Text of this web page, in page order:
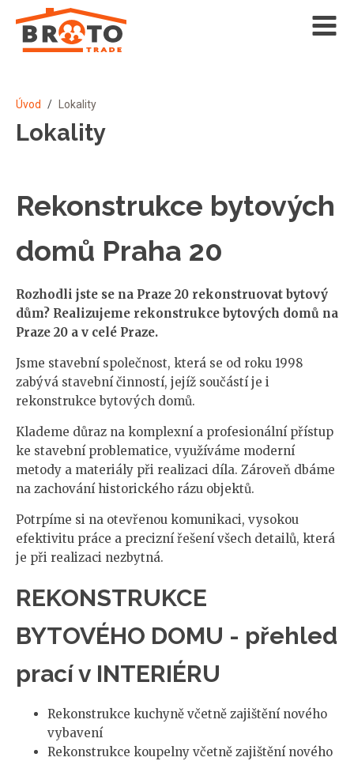
Úvod / Lokality
Lokality
Rekonstrukce bytových
domů Praha 20
Rozhodli jste se na Praze 20 rekonstruovat bytový
dům? Realizujeme rekonstrukce bytových domů na
Praze 20 a v celé Praze.
Jsme stavební společnost, která se od roku 1998
zabývá stavební činností, jejíž součástí je i
rekonstrukce bytových domů.
Klademe důraz na komplexní a profesionální přístup
ke stavební problematice, využíváme moderní
metody a materiály při realizaci díla. Zároveň dbáme
na zachování historického rázu objektů.
Potrpíme si na otevřenou komunikaci, vysokou
efektivitu práce a precizní řešení všech detailů, která
je při realizaci nezbytná.
REKONSTRUKCE
BYTOVÉHO DOMU - přehled
prací v INTERIÉRU
Rekonstrukce kuchyně včetně zajištění nového
vybavení
Rekonstrukce koupelny včetně zajištění nového